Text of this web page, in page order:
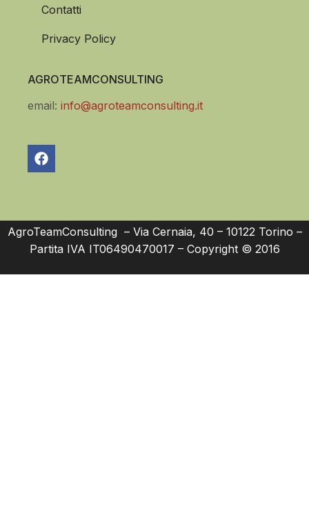
Contatti
Privacy Policy
AGROTEAMCONSULTING
email: info@agroteamconsulting.it
AgroTeamConsulting – Via Cernaia, 40 – 10122 Torino –
Partita IVA IT06490470017 – Copyright © 2016